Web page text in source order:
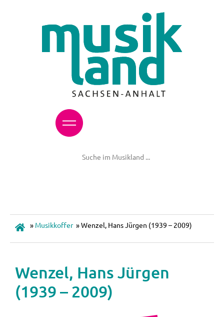
» Musikkoffer »Wenzel, Hans Jürgen (1939 – 2009)
Wenzel, Hans Jürgen
(1939 – 2009)